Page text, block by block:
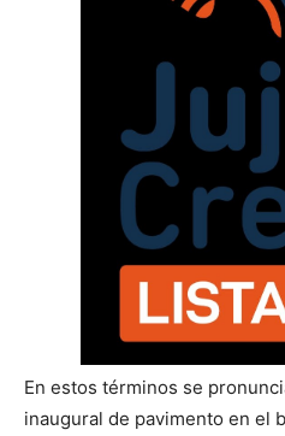
En estos términos se
inaugural de pavimento en el